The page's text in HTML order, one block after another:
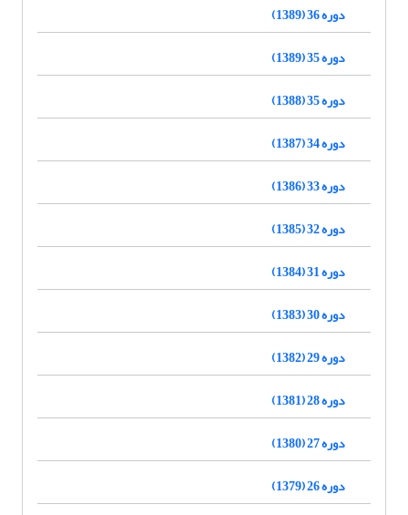
دوره 36 (1389)
دوره 35 (1389)
دوره 35 (1388)
دوره 34 (1387)
دوره 33 (1386)
دوره 32 (1385)
دوره 31 (1384)
دوره 30 (1383)
دوره 29 (1382)
دوره 28 (1381)
دوره 27 (1380)
دوره 26 (1379)